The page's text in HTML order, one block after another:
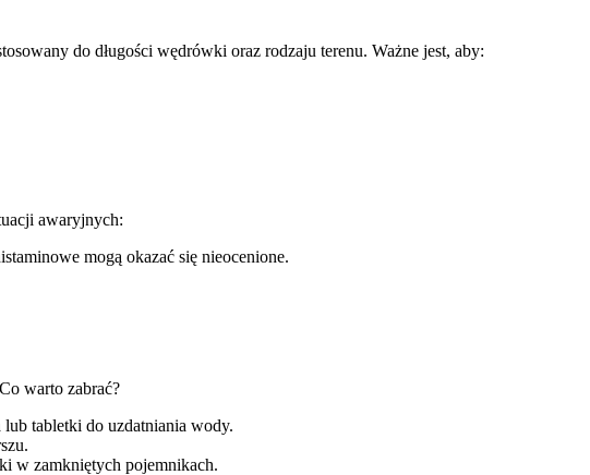
do długości wędrówki oraz rodzaju terenu. Ważne jest, aby:
awaryjnych:
mogą okazać się nieocenione.
warto zabrać?
tabletki do uzdatniania wody.
w zamkniętych pojemnikach.